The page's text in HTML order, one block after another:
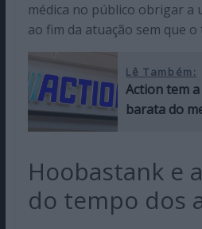
médica no público obrigar a
ao fim da atuação sem que
Lê Também:
Action tem
barata do
Hoobastank e
do tempo dos